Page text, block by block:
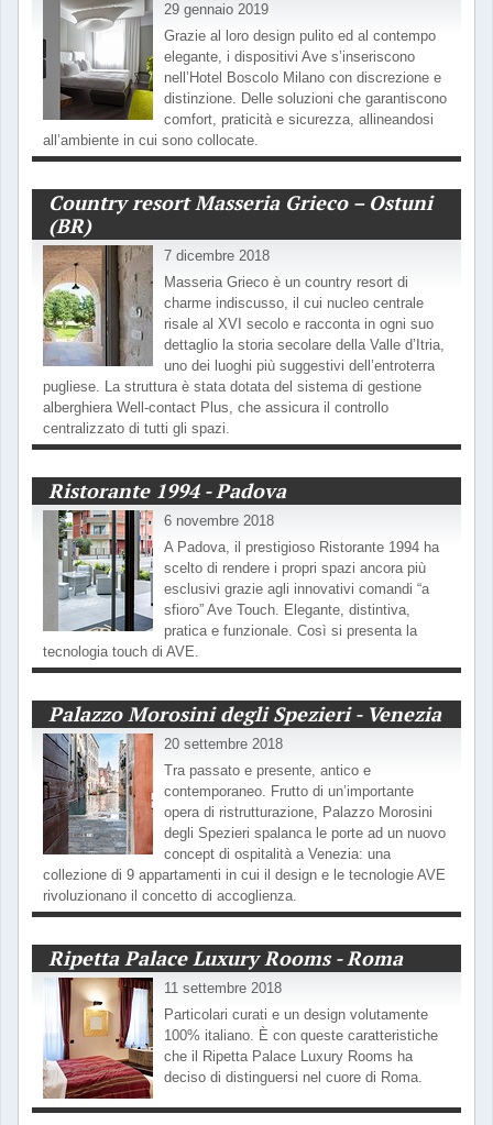
29 gennaio 2019
Grazie al loro design pulito ed al contempo
elegante, i dispositivi Ave s’inseriscono
nell’Hotel Boscolo Milano con discrezione e
distinzione. Delle soluzioni che garantiscono
comfort, praticità e sicurezza, allineandosi
all’ambiente in cui sono collocate.
Country resort Masseria Grieco – Ostuni
(BR)
7 dicembre 2018
Masseria Grieco è un country resort di
charme indiscusso, il cui nucleo centrale
risale al XVI secolo e racconta in ogni suo
dettaglio la storia secolare della Valle d’Itria,
uno dei luoghi più suggestivi dell’entroterra
pugliese. La struttura è stata dotata del sistema di gestione
alberghiera Well-contact Plus, che assicura il controllo
centralizzato di tutti gli spazi.
Ristorante 1994 - Padova
6 novembre 2018
A Padova, il prestigioso Ristorante 1994 ha
scelto di rendere i propri spazi ancora più
esclusivi grazie agli innovativi comandi “a
sfioro” Ave Touch. Elegante, distintiva,
pratica e funzionale. Così si presenta la
tecnologia touch di AVE.
Palazzo Morosini degli Spezieri - Venezia
20 settembre 2018
Tra passato e presente, antico e
contemporaneo. Frutto di un’importante
opera di ristrutturazione, Palazzo Morosini
degli Spezieri spalanca le porte ad un nuovo
concept di ospitalità a Venezia: una
collezione di 9 appartamenti in cui il design e le tecnologie AVE
rivoluzionano il concetto di accoglienza.
Ripetta Palace Luxury Rooms - Roma
11 settembre 2018
Particolari curati e un design volutamente
100% italiano. È con queste caratteristiche
che il Ripetta Palace Luxury Rooms ha
deciso di distinguersi nel cuore di Roma.